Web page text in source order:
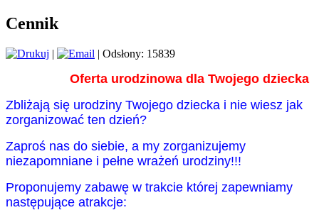
Cennik
| | Odsłony: 15839
Oferta urodzinowa dla Twojego dziecka
Zbliżają się urodziny Twojego dziecka i nie wiesz jak
zorganizować ten dzień?
Zaproś nas do siebie, a my zorganizujemy
niezapomniane i pełne wrażeń urodziny!!!
Proponujemy zabawę w trakcie której zapewniamy
następujące atrakcje: